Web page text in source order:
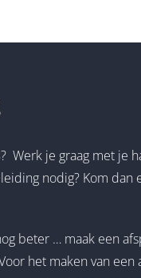
Werk je graag met je
nodig? Kom dan
beter … maak een
het maken van